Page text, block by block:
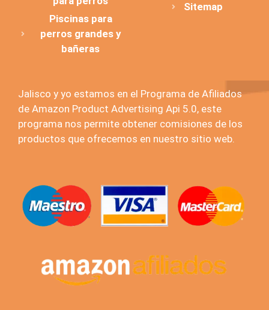
Piscinas para
perros grandes y
bañeras
Sitemap
Jalisco y yo estamos en el Programa de Afiliados
de Amazon Product Advertising Api 5.0, este
programa nos permite obtener comisiones de los
productos que ofrecemos en nuestro sitio web.